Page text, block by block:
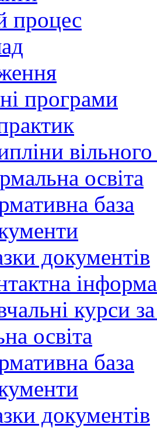
процес
програми
освіта
база
документів
курси
освіта
база
документів